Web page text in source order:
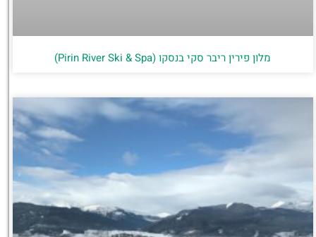
מלון פירין ריבר סקי בנסקו (Pirin River Ski & Spa‬)